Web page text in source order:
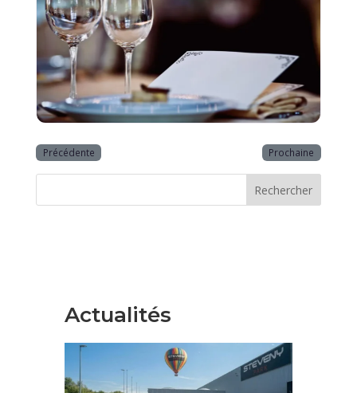
Précédente Prochaine
Rechercher
Actualités